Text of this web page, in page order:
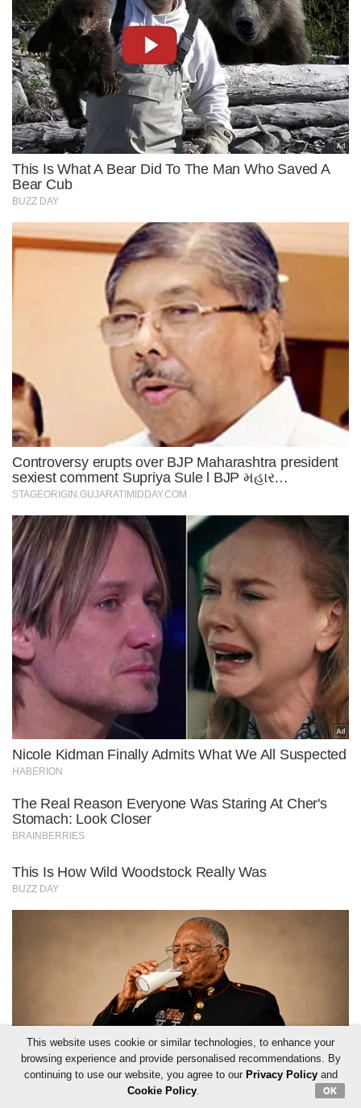
This website uses cookie or similar technologies, to enhance your
browsing experience and provide personalised recommendations. By
continuing to use our website, you agree to our Privacy Policyand
Cookie Policy. OK